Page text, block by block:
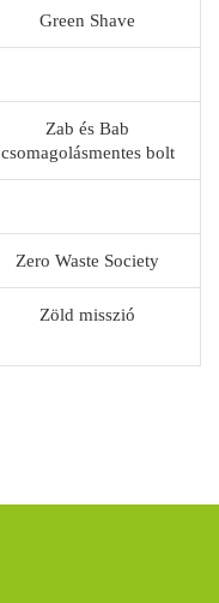
Green Shave
Zab és Bab
csomagolásmentes bolt
Zero Waste Society
Zöld misszió